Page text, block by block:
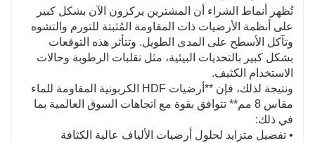
تُظهر أنماط الشراء أن المشترين يركزون الآن بشكل كبير
على أنظمة الأرضيات ذات المقاومة المُثبتة للتورم والتشوه
وتآكل الأسطح على المدى الطويل. وتتأثر هذه التوقعات
بشكل كبير بالتحديات البيئية، مثل تقلبات الرطوبة وحالات
الاستخدام الكثيف.
ونتيجة لذلك، فإن **أرضيات HDF الكربونية المقاومة للماء
مقاس 8 مم** تتوافق بقوة مع اتجاهات السوق العالمية بما
في ذلك:
• تفضيل متزايد لحلول أرضيات الألياف عالية الكثافة